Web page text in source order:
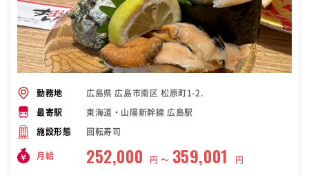
勤務地 広島県 広島市南区 松原町1-2.
最寄駅 東海道・山陽新幹線 広島駅
施設形態 回転寿司
月給 252,000 円 〜 359,001 円